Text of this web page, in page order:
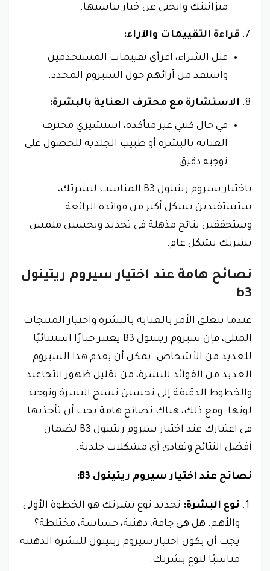
ميزانيتك وابحثي عن خيار يناسبها.
قراءة التقييمات والآراء:
قبل الشراء، اقرأي تقييمات المستخدمين
واستفد من آرائهم حول السيروم المحدد.
الاستشارة مع محترف العناية بالبشرة:
في حال كنتي غير متأكدة، استشيري محترف
العناية بالبشرة أو طبيب الجلدية للحصول على
توجيه دقيق.
باختيار سيروم ريتينول B3 المناسب لبشرتك،
ستستفيدين بشكل أكبر من فوائده الرائعة
وستحققين نتائج مذهلة في تجديد وتحسين ملمس
بشرتك بشكل عام.
نصائح هامة عند اختيار سيروم ريتينول
b3
عندما يتعلق الأمر بالعناية بالبشرة واختيار المنتجات
المثلى، فإن سيروم ريتينول B3 يعتبر خيارًا استثنائيًا
للعديد من الأشخاص. يمكن أن يقدم هذا السيروم
العديد من الفوائد للبشرة، من تقليل ظهور التجاعيد
والخطوط الدقيقة إلى تحسين نسيج البشرة وتوحيد
لونها. ومع ذلك، هناك نصائح هامة يجب أن تأخذيها
في اعتبارك عند اختيار سيروم ريتينول B3 لضمان
أفضل النتائج وتفادي أي مشكلات جلدية.
نصائح عند اختيار سيروم ريتينول B3:
نوع البشرة: تحديد نوع بشرتك هو الخطوة الأولى
والأهم. هل هي جافة، دهنية، حساسة، مختلطة؟
يجب أن يكون اختيار سيروم ريتينول للبشرة الدهنية
مناسبًا لنوع بشرتك.